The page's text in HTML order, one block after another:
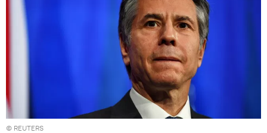
© REUTERS